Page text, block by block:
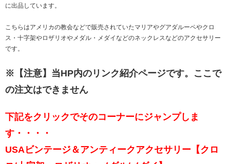
に出品しています。
こちらはアメリカの教会などで販売されていたマリアやグアダルーペやクロ
ス・十字架やロザリオやメダル・メダイなどのネックレスなどのアクセサリー
です。
※【注意】当HP内のリンク紹介ページです。ここで
の注文はできません
下記をクリックでそのコーナーにジャンプしま
す・・・・
USAビンテージ＆アンティークアクセサリー【クロ